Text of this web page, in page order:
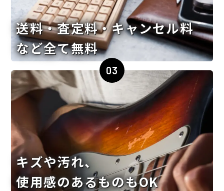
送料・査定料・キャンセル料
など全て無料
03
キズや汚れ、
使用感のあるものもOK